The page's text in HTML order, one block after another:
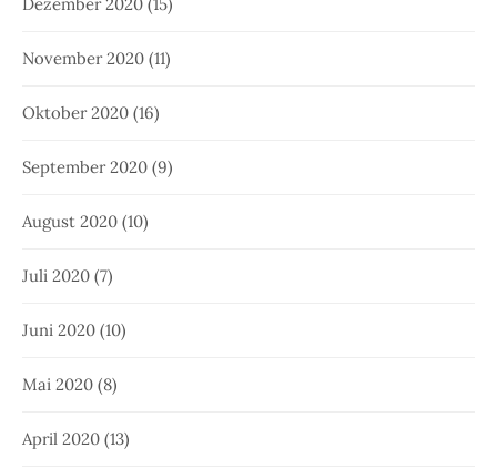
November 2020 (11)
Oktober 2020 (16)
September 2020 (9)
August 2020 (10)
Juli 2020 (7)
Juni 2020 (10)
Mai 2020 (8)
April 2020 (13)